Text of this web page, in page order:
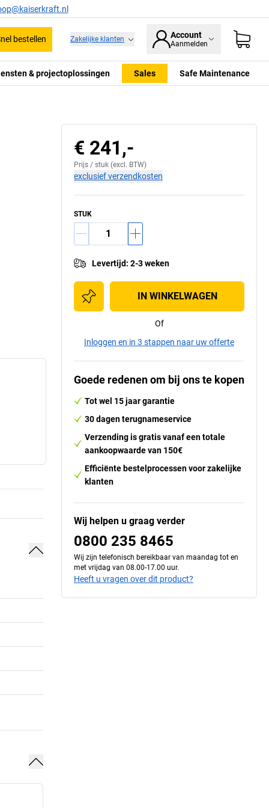
bestellen Zakelijke klanten Account
Aanmelden
& projectoplossingen Sales Safe Maintenance
€ 241,-
Prijs / stuk (excl. BTW)
exclusief verzendkosten
STUK
Levertijd: 2-3 weken
IN WINKELWAGEN
Of
Inloggen en in 3 stappen naar uw offerte
Goede redenen om bij ons te kopen
Tot wel 15 jaar garantie
30 dagen terugnameservice
Verzending is gratis vanaf een totale
aankoopwaarde van 150€
Efficiënte bestelprocessen voor zakelijke
klanten
Wij helpen u graag verder
0800 235 8465
Wij zijn telefonisch bereikbaar van maandag tot en
met vrijdag van 08.00-17.00 uur.
Heeft u vragen over dit product?